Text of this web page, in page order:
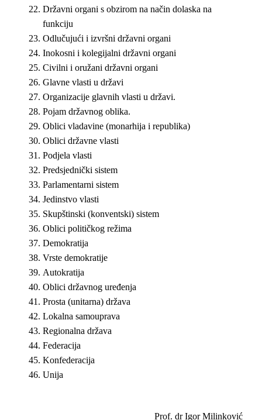
Državni organi s obzirom na način dolaska na
funkciju
Odlučujući i izvršni državni organi
Inokosni i kolegijalni državni organi
Civilni i oružani državni organi
Glavne vlasti u državi
Organizacije glavnih vlasti u državi.
Pojam državnog oblika.
Oblici vladavine (monarhija i republika)
Oblici državne vlasti
Podjela vlasti
Predsjednički sistem
Parlamentarni sistem
Jedinstvo vlasti
Skupštinski (konventski) sistem
Oblici političkog režima
Demokratija
Vrste demokratije
Autokratija
Oblici državnog uređenja
Prosta (unitarna) država
Lokalna samouprava
Regionalna država
Federacija
Konfederacija
Unija
Prof. dr Igor Milinković